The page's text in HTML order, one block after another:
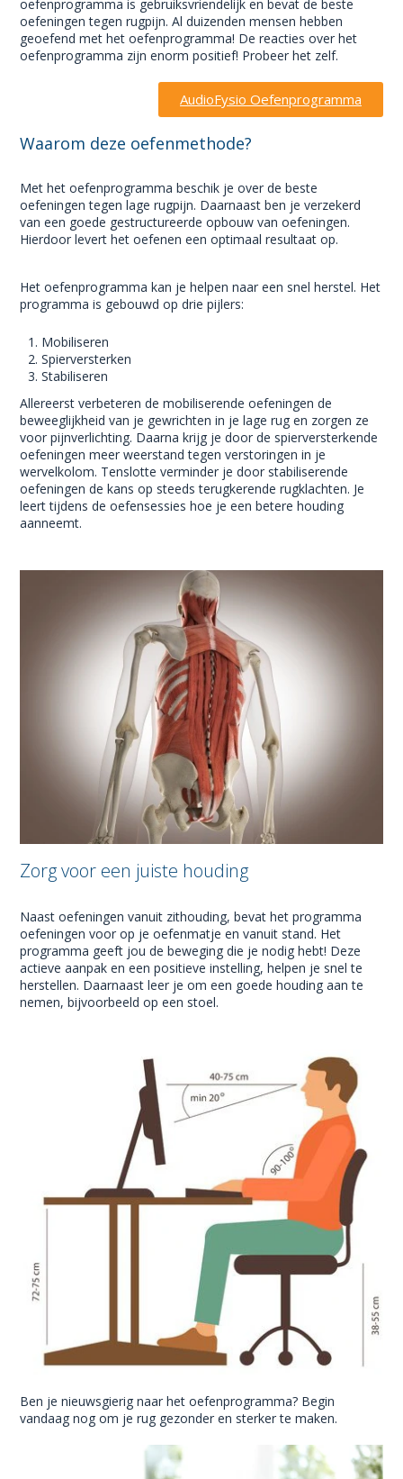
oefenprogramma is gebruiksvriendelijk en bevat de beste
oefeningen tegen rugpijn. Al duizenden mensen hebben
geoefend met het oefenprogramma! De reacties over het
oefenprogramma zijn enorm positief! Probeer het zelf.
AudioFysio Oefenprogramma
Waarom deze oefenmethode?
Met het oefenprogramma beschik je over de beste
oefeningen tegen lage rugpijn. Daarnaast ben je verzekerd
van een goede gestructureerde opbouw van oefeningen.
Hierdoor levert het oefenen een optimaal resultaat op.
Het oefenprogramma kan je helpen naar een snel herstel. Het
programma is gebouwd op drie pijlers:
Mobiliseren
Spierversterken
Stabiliseren
Allereerst verbeteren de mobiliserende oefeningen de
beweeglijkheid van je gewrichten in je lage rug en zorgen ze
voor pijnverlichting. Daarna krijg je door de spierversterkende
oefeningen meer weerstand tegen verstoringen in je
wervelkolom. Tenslotte verminder je door stabiliserende
oefeningen de kans op steeds terugkerende rugklachten. Je
leert tijdens de oefensessies hoe je een betere houding
aanneemt.
Zorg voor een juiste houding
Naast oefeningen vanuit zithouding, bevat het programma
oefeningen voor op je oefenmatje en vanuit stand. Het
programma geeft jou de beweging die je nodig hebt! Deze
actieve aanpak en een positieve instelling, helpen je snel te
herstellen. Daarnaast leer je om een goede houding aan te
nemen, bijvoorbeeld op een stoel.
Ben je nieuwsgierig naar het oefenprogramma? Begin
vandaag nog om je rug gezonder en sterker te maken.